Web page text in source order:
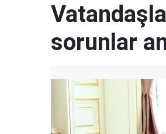
sorunlar